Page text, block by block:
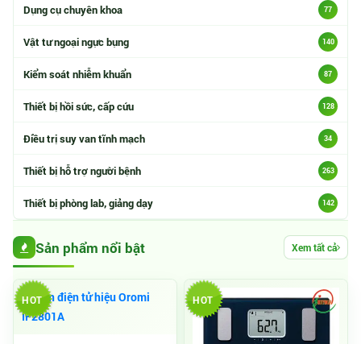
Dụng cụ chuyên khoa 77
Vật tư ngoại ngực bụng 140
Kiểm soát nhiễm khuẩn 87
Thiết bị hồi sức, cấp cứu 128
Điều trị suy van tĩnh mạch 34
Thiết bị hỗ trợ người bệnh 263
Thiết bị phòng lab, giảng dạy 142
Sản phẩm nổi bật Xem tất cả
HOT HOT